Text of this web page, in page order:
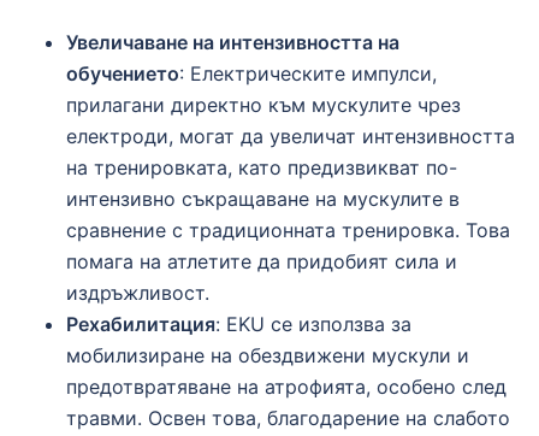
Увеличаване на интензивността на
обучението: Електрическите импулси,
прилагани директно към мускулите чрез
електроди, могат да увеличат интензивността
на тренировката, като предизвикват по-
интензивно съкращаване на мускулите в
сравнение с традиционната тренировка. Това
помага на атлетите да придобият сила и
издръжливост.
Рехабилитация: EKU се използва за
мобилизиране на обездвижени мускули и
предотвратяване на атрофията, особено след
травми. Освен това, благодарение на слабото